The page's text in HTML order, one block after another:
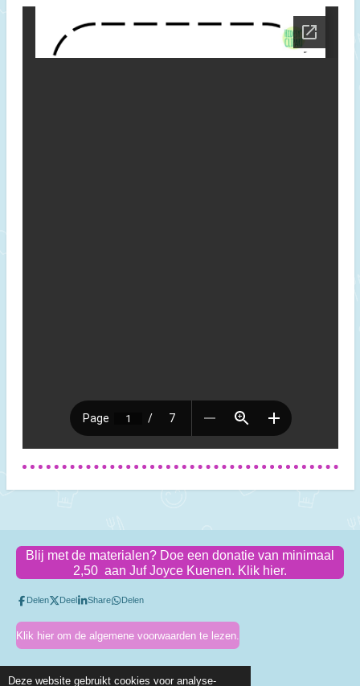
Deze website gebruikt cookies voor analyse-
Blij met de materialen? Doe een donatie van minimaal
2,50 aan Juf Joyce Kuenen. Klik hier.
Delen Deel Share Delen
Klik hier om de algemene voorwaarden te lezen.